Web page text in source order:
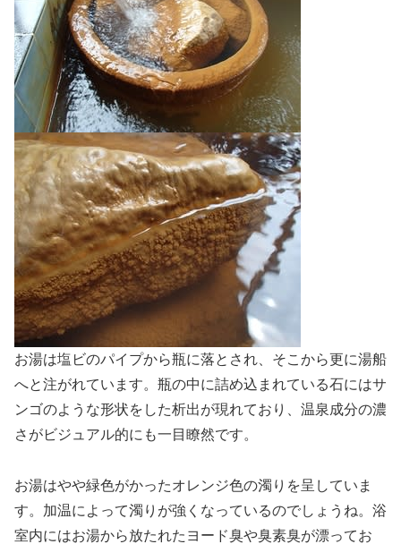
お湯は塩ビのパイプから瓶に落とされ、そこから更に湯船
へと注がれています。瓶の中に詰め込まれている石にはサ
ンゴのような形状をした析出が現れており、温泉成分の濃
さがビジュアル的にも一目瞭然です。
お湯はやや緑色がかったオレンジ色の濁りを呈していま
す。加温によって濁りが強くなっているのでしょうね。浴
室内にはお湯から放たれたヨード臭や臭素臭が漂ってお